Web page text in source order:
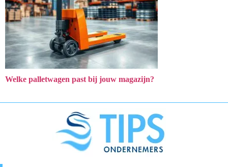
Welke palletwagen past bij jouw magazijn?